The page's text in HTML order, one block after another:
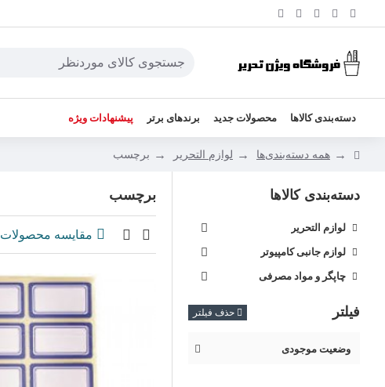
دسته‌بندی کالاها محصولات جدید برندهای برتر پیشنهادات ویژه
همه دسته‌بندی‌ها لوازم التحریر برچسب
دسته‌بندی کالاها
لوازم التحریر
لوازم جانبی کامپیوتر
چاپگر و مواد مصرفی
فیلتر حذف فیلتر
وضعیت موجودی
برچسب
مقایسه محصولات